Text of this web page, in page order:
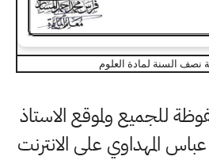
نصف السنة لمادة العلوم
للجميع ولموقع الاستاذ
المهداوي على الانترنت